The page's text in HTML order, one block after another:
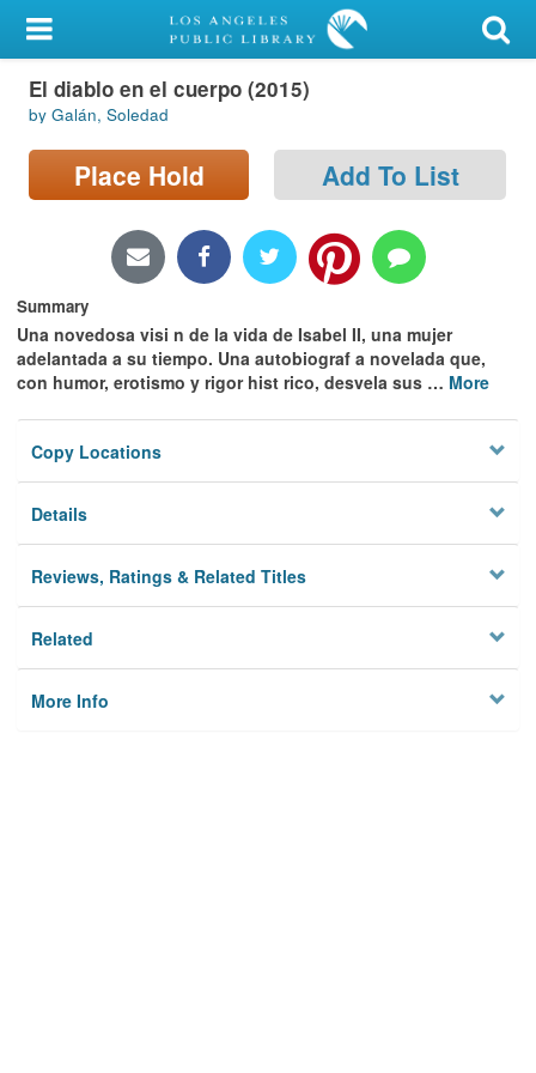
My Account
Library Card
Sign In
Locations/Hours (external
page)
Privacy
El diablo en el cuerpo (2015)
by Galán, Soledad
Place Hold Add To List
Summary
Una novedosa visi n de la vida de Isabel II, una mujer
adelantada a su tiempo. Una autobiograf a novelada que,
con humor, erotismo y rigor hist rico, desvela sus … More
Copy Locations
Details
Reviews, Ratings & Related Titles
Related
More Info